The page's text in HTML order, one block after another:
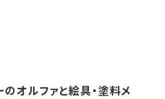
オルファと絵具・塗料メ